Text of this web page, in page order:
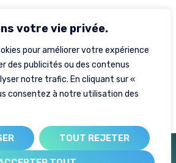
votre vie privée.
pour améliorer votre expérience
des publicités ou des contenus
notre trafic. En cliquant sur «
consentez à notre utilisation des
TOUT REJETER
solaire-expert.fr
de bouconne, 31530 Lévignac
| création de site internet